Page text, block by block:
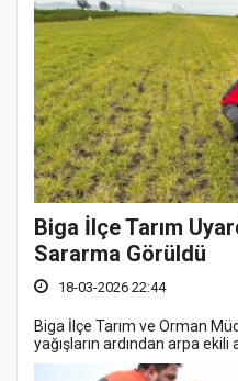
Biga İlçe Tarım
Sararma Görüldü
18-03-2026 22:44
Biga İlçe Tarım ve Orman
yağışların ardından arpa ekili